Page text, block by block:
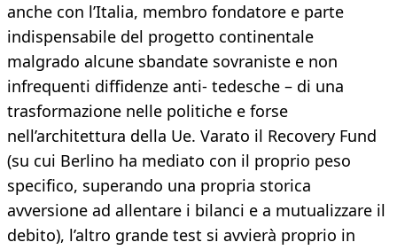
anche con l’Italia, membro fondatore e parte
indispensabile del progetto continentale
malgrado alcune sbandate sovraniste e non
infrequenti diffidenze anti- tedesche – di una
trasformazione nelle politiche e forse
nell’architettura della Ue. Varato il Recovery Fund
(su cui Berlino ha mediato con il proprio peso
specifico, superando una propria storica
avversione ad allentare i bilanci e a mutualizzare il
debito), l’altro grande test si avvierà proprio in